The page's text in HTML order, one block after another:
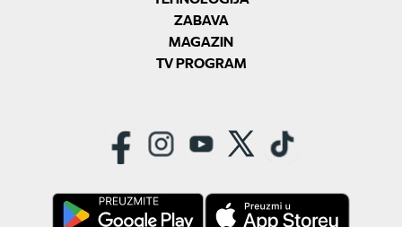
ZABAVA
MAGAZIN
TV PROGRAM